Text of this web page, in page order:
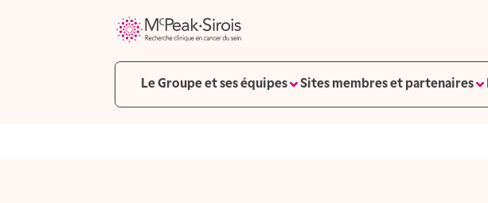
Le Groupe et ses équipes Sites membres et partenaires